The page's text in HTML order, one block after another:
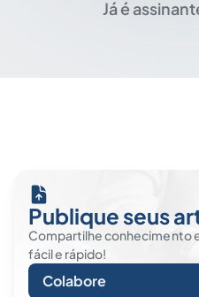
Já é
Publique seus
Compartilhe conhecimento
fácil e rápido!
Colabore